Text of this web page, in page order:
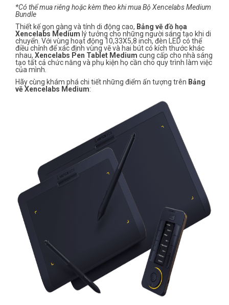
*Có thể mua riêng hoặc kèm theo khi muaBộ Xencelabs Medium
Bundle
Thiết kế gọn gàng và tính di động cao, Bảng vẽ đồ họa
Xencelabs Medium lý tưởng cho những người sáng tạo khi di
chuyển. Với vùng hoạt động 10,33X5,8 inch, đèn LED có thể
điều chỉnh để xác định vùng vẽ và hai bút có kích thước khác
nhau, Xencelabs Pen Tablet Medium cung cấp cho nhà sáng
tạo tất cả chức năng và phụ kiện họ cần cho quy trình làm việc
của mình.
Hãy cùng khám phá chi tiết những điểm ấn tượng trên Bảng
vẽ Xencelabs Medium: